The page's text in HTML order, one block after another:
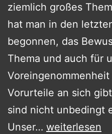
ziemlich großes
hat man in den
begonnen, das
Thema und auch für
Vorurteile an sich
sind nicht unbedingt
Unser… Bias
weiterlesen